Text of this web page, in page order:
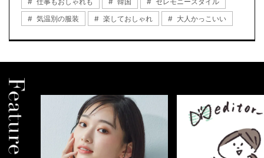
気温別の服装
楽しておしゃれ 大人かっこいい